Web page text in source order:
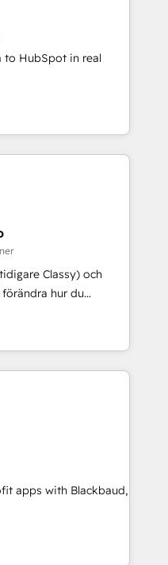
to HubSpot in real
Classy) och
hur du
enkel integration.
apps with Blackbaud,